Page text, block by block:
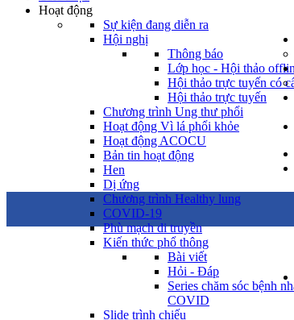
Hoạt động
Sự kiện đang diễn ra
Hội nghị
Thông báo
Lớp học - Hội thảo
Hội thảo trực tuyến có
Hội thảo trực tuyến
Chương trình Ung thư phổi
Hoạt động Vì lá phổi khỏe
Hoạt động ACOCU
Bản tin hoạt động
Hen
Dị ứng
Chương trình Healthy lung
COVID-19
Phù mạch di truyền
Kiến thức phổ thông
Bài viết
Hỏi - Đáp
Series chăm sóc bệnh
COVID
Slide trình chiếu